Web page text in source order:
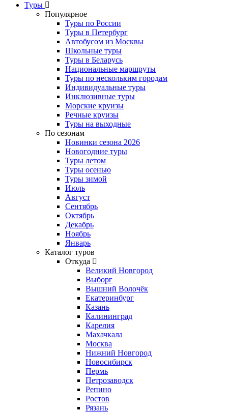
Туры
Популярное
Туры по России
Туры в Петербург
Автобусом из Москвы
Школьные туры
Туры в Беларусь
Национальные маршруты
Туры по нескольким городам
Индивидуальные туры
Инклюзивные туры
Морские круизы
Речные круизы
Туры на выходные
По сезонам
Новинки сезона 2026
Новогодние туры
Туры летом
Туры осенью
Туры зимой
Июль
Август
Сентябрь
Октябрь
Декабрь
Ноябрь
Январь
Каталог туров
Откуда
Великий Новгород
Выборг
Вышний Волочёк
Екатеринбург
Казань
Калининград
Карелия
Махачкала
Москва
Нижний Новгород
Новосибирск
Пермь
Петрозаводск
Репино
Ростов
Рязань